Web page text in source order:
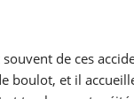
de ces
et il